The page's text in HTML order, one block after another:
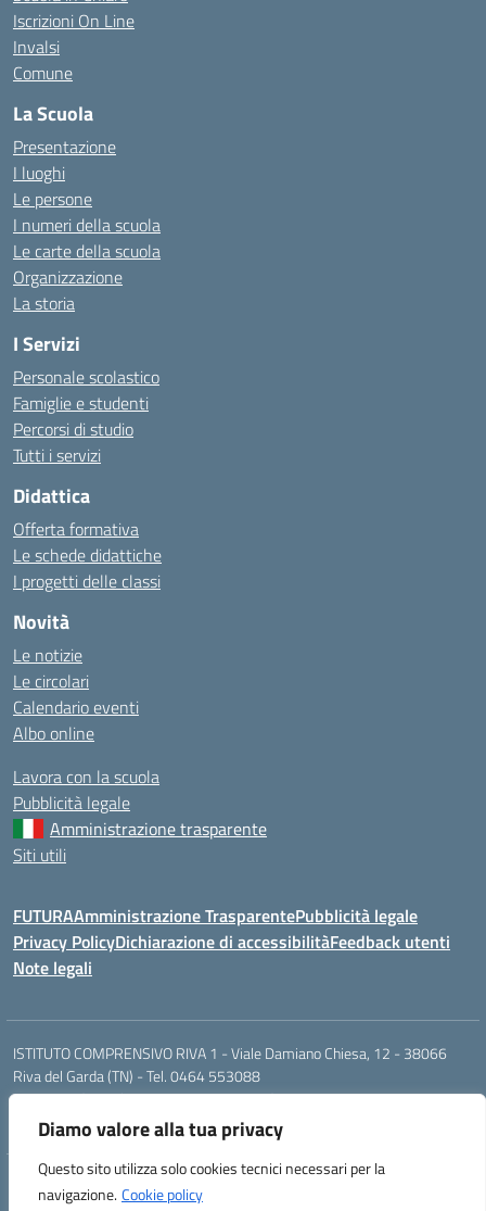
Diamo valore alla tua privacy
Questo sito utilizza solo cookies tecnici necessari per la
navigazione. Cookie policy
Iscrizioni On Line
Invalsi
Comune
La Scuola
Presentazione
I luoghi
Le persone
I numeri della scuola
Le carte della scuola
Organizzazione
La storia
I Servizi
Personale scolastico
Famiglie e studenti
Percorsi di studio
Tutti i servizi
Didattica
Offerta formativa
Le schede didattiche
I progetti delle classi
Novità
Le notizie
Le circolari
Calendario eventi
Albo online
Lavora con la scuola
Pubblicità legale
Amministrazione trasparente
Siti utili
FUTURAAmministrazione TrasparentePubblicità legale
Privacy PolicyDichiarazione di accessibilitàFeedback utenti
Note legali
ISTITUTO COMPRENSIVO RIVA 1 - Viale Damiano Chiesa, 12 - 38066
Riva del Garda (TN) - Tel. 0464 553088
segr.riva1@scuole.provincia.tn.it / riva1@pec.provincia.tn.it
Cod. Mecc. TNIC841001 - Cod. Fisc. 93013000224
Concept & Design by Designers Italia